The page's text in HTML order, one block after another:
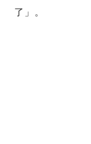
了」。